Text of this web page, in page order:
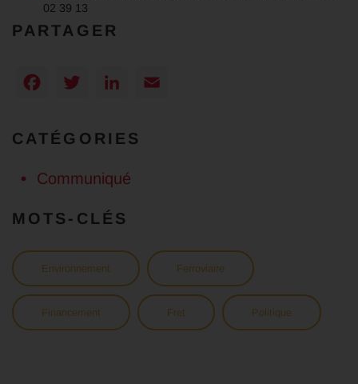
02 39 13
PARTAGER
Facebook
TwitterLinkedIn
CATÉGORIES
Communiqué
MOTS-CLÉS
Environnement Ferroviaire
Financement Fret Politique